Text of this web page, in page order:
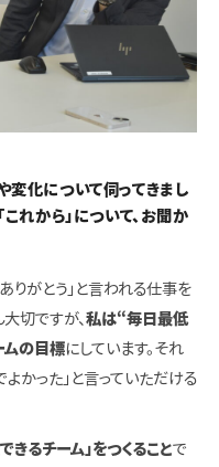
変化について伺ってきまし
れから」について、お聞か
りがとう」と言われる仕事を
切ですが、 私は“毎日最低
ムの目標にしています。それ
よかった」と言っていただける
きるチーム」をつくることで